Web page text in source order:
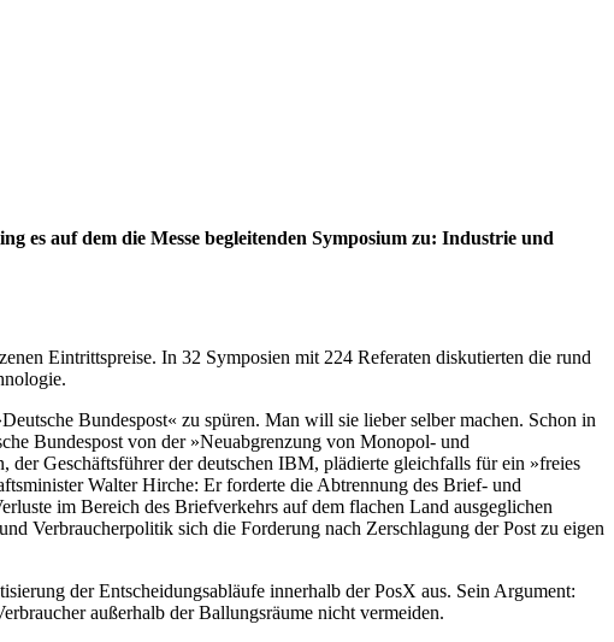
es auf dem die Messe begleitenden Symposium zu: Industrie und
Eintrittspreise. In 32 Symposien mit 224 Referaten diskutierten die rund
Bundespost« zu spüren. Man will sie lieber selber machen. Schon in
Bundespost von der »Neuabgrenzung von Monopol- und
Geschäftsführer der deutschen IBM, plädierte gleichfalls für ein »freies
Walter Hirche: Er forderte die Abtrennung des Brief- und
im Bereich des Briefverkehrs auf dem flachen Land ausgeglichen
Verbraucherpolitik sich die Forderung nach Zerschlagung der Post zu eigen
der Entscheidungsabläufe innerhalb der PosX aus. Sein Argument:
außerhalb der Ballungsräume nicht vermeiden.